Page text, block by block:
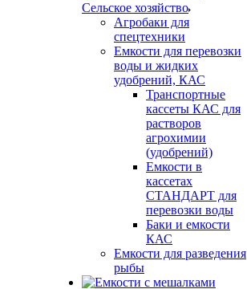
Сельское хозяйство
Агробаки для
спецтехники
Емкости для перевозки
воды и жидких
удобрений, КАС
Транспортные
кассеты КАС для
растворов
агрохимии
(удобрений)
Емкости в
кассетах
СТАНДАРТ для
перевозки воды
Баки и емкости
КАС
Емкости для разведения
рыбы